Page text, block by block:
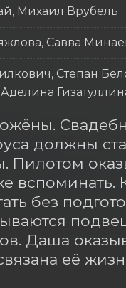
Михаил Врубель
Савва
Степан
должны
Пилотом
вспоминать.
без
Даша
её